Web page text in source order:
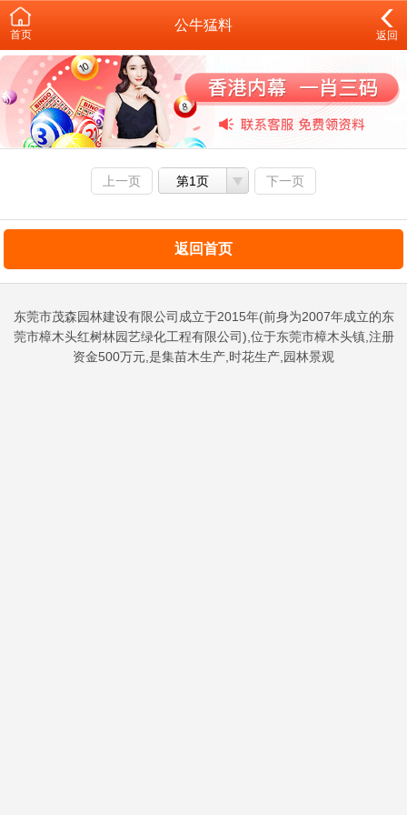
首页
公牛猛料
返回
上一页 第1页 下一页
返回首页
东莞市茂森园林建设有限公司成立于2015年(前身为2007年成立的东
莞市樟木头红树林园艺绿化工程有限公司),位于东莞市樟木头镇,注册
资金500万元,是集苗木生产,时花生产,园林景观